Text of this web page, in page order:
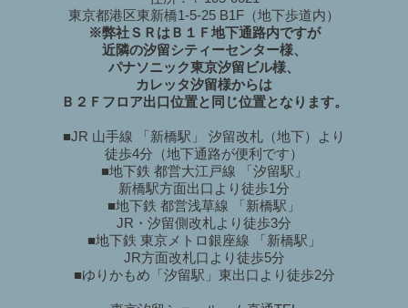
東京都港区東新橋1-5-25 B1F（地下歩道内）
※弊社ＳＲはＢ１Ｆ地下通路内ですが
近隣の汐留シティーセンター様、
パナソニック東京汐留ビル様、
カレッタ汐留様からは
Ｂ２Ｆフロア出口位置と同じ位置となります。
■JR 山手線 「新橋駅」 汐留改札（地下）より
徒歩4分（地下通路が便利です）
■地下鉄 都営大江戸線 「汐留駅」
新橋駅方面出口より徒歩1分
■地下鉄 都営浅草線 「新橋駅」
JR・汐留側改札より徒歩3分
■地下鉄 東京メトロ銀座線 「新橋駅」
JR方面改札口より徒歩5分
■ゆりかもめ「汐留駅」東出口より徒歩2分